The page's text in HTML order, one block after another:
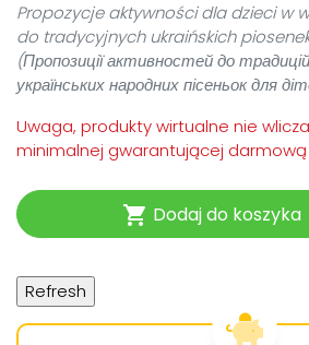
Propozycje aktywności dla dzieci w
do tradycyjnych ukraińskich
(Пропозиції активностей до
українськихнародних пісеньок для
Uwaga, produkty wirtualne nie
minimalnej gwarantującej darmową
 Dodaj do koszyka